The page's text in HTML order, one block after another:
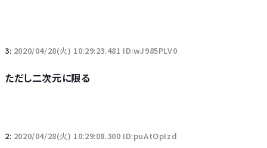
3: 2020/04/28(火) 10:29:23.481 ID:wJ985PLV0
ただし二次元に限る
2: 2020/04/28(火) 10:29:08.300 ID:puAtOpIzd